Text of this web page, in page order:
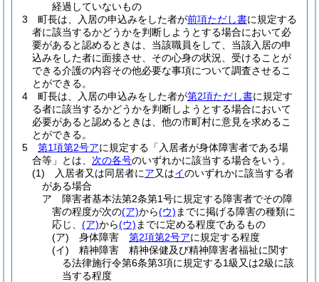
経過していないもの
3
町長は、入居の申込みをした者が前項ただし書に規定する
者に該当するかどうかを判断しようとする場合において必
要があると認めるときは、当該職員をして、当該入居の申
込みをした者に面接させ、その心身の状況、受けることが
できる介護の内容その他必要な事項について調査させるこ
とができる。
4
町長は、入居の申込みをした者が第2項ただし書に規定す
る者に該当するかどうかを判断しようとする場合において
必要があると認めるときは、他の市町村に意見を求めるこ
とができる。
5
第1項第2号アに規定する「入居者が身体障害者である場
合等」とは、 次の各号のいずれかに該当する場合をいう。
(1)
入居者又は同居者にア又はイのいずれかに該当する者
がある場合
ア
障害者基本法第2条第1号に規定する障害者でその障
害の程度が次の(ア)から(ウ) までに掲げる障害の種類に
応じ、 (ア)から(ウ) までに定める程度であるもの
(ア)
身体障害第2項第2号アに規定する程度
(イ)
精神障害 精神保健及び精神障害者福祉に関す
る法律施行令第6条第3項に規定する1級又は2級に該
当する程度